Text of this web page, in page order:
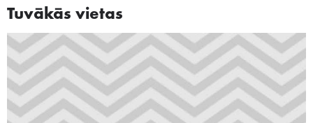
Tuvākās vietas